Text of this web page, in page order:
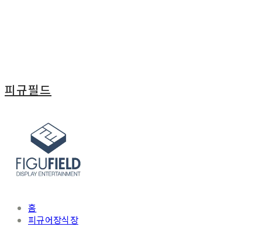
피규필드
홈
피규어장식장